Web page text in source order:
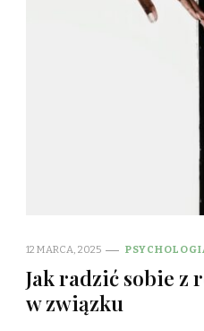
12 MARCA, 2025
Jak radzić sobie
w związku